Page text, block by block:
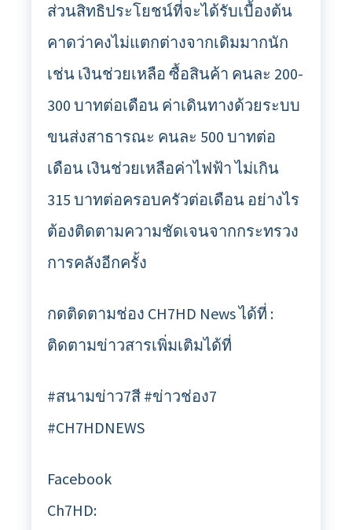
ส่วนสิทธิประโยชน์ที่จะได้รับเบื้องต้น
คาดว่าคงไม่แตกต่างจากเดิมมากนัก
เช่น เงินช่วยเหลือ ซื้อสินค้า คนละ 200-
300 บาทต่อเดือน ค่าเดินทางด้วยระบบ
ขนส่งสาธารณะ คนละ 500 บาทต่อ
เดือน เงินช่วยเหลือค่าไฟฟ้า ไม่เกิน
315 บาทต่อครอบครัวต่อเดือน อย่างไร
ต้องติดตามความชัดเจนจากกระทรวง
การคลังอีกครั้ง
กดติดตามช่อง CH7HD News ได้ที่ :
ติดตามข่าวสารเพิ่มเติมได้ที่
#สนามข่าว7สี #ข่าวช่อง7
#CH7HDNEWS
Facebook
Ch7HD: